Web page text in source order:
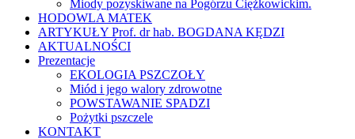
Miody pozyskiwane na Pogórzu Ciężkowickim.
HODOWLA MATEK
ARTYKUŁY Prof. dr hab. BOGDANA KĘDZI
AKTUALNOŚCI
Prezentacje
EKOLOGIA PSZCZOŁY
Miód i jego walory zdrowotne
POWSTAWANIE SPADZI
Pożytki pszczele
KONTAKT